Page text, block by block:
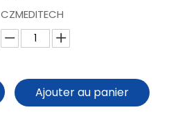
CZMEDITECH
Ajouter au panier